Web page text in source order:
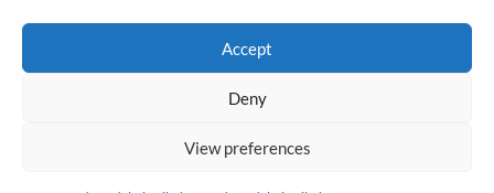
Accept
Deny
View preferences
home adatvédelem impresszum kapcsolat
| © copyright, all right reserved